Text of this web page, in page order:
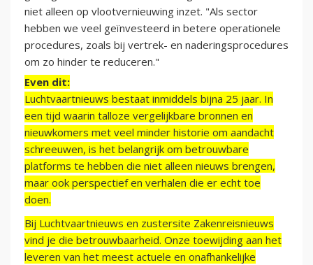
niet alleen op vlootvernieuwing inzet. "Als sector
hebben we veel geïnvesteerd in betere operationele
procedures, zoals bij vertrek- en naderingsprocedures
om zo hinder te reduceren."
Even dit:
Luchtvaartnieuws bestaat inmiddels bijna 25 jaar. In
een tijd waarin talloze vergelijkbare bronnen en
nieuwkomers met veel minder historie om aandacht
schreeuwen, is het belangrijk om betrouwbare
platforms te hebben die niet alleen nieuws brengen,
maar ook perspectief en verhalen die er echt toe
doen.
Bij Luchtvaartnieuws en zustersite Zakenreisnieuws
vind je die betrouwbaarheid. Onze toewijding aan het
leveren van het meest actuele en onafhankelijke